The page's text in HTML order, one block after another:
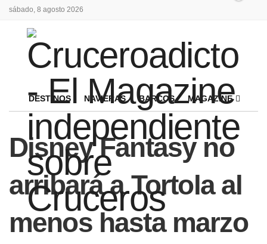
sábado, 8 agosto 2026
DESTINOS NAVIERAS BARCOS MAGAZINE
Disney Fantasy no
arribará a Tortola al
menos hasta marzo